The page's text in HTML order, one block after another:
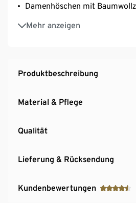
Damenhöschen mit
Mehr anzeigen
Mit Elasthan: formbeständig,
Tragekomfort
Produktbeschreibung
Material & Pflege
Qualität
Lieferung & Rücksendung
Kundenbewertungen